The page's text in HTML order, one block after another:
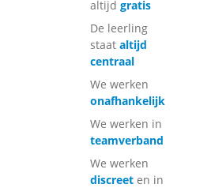
altijd gratis
De leerling
staat altijd
centraal
We werken
onafhankelijk
We werken in
teamverband
We werken
discreet en in